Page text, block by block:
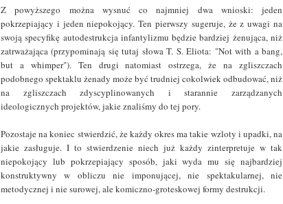
Z powyższego można wysnuć co najmniej dwa wnioski: jeden
pokrzepiający i jeden niepokojący. Ten pierwszy sugeruje, że z uwagi na
swoją specyfikę autodestrukcja infantylizmu będzie bardziej żenująca, niż
zatrważająca (przypominają się tutaj słowa T. S. Eliota: "Not with a bang,
but a whimper"). Ten drugi natomiast ostrzega, że na zgliszczach
podobnego spektaklu żenady może być trudniej cokolwiek odbudować, niż
na zgliszczach zdyscyplinowanych i starannie zarządzanych
ideologicznych projektów, jakie znaliśmy do tej pory.
Pozostaje na koniec stwierdzić, że każdy okres ma takie wzloty i upadki, na
jakie zasługuje. I to stwierdzenie niech już każdy zinterpretuje w tak
niepokojący lub pokrzepiający sposób, jaki wyda mu się najbardziej
konstruktywny w obliczu nie imponującej, nie spektakularnej, nie
metodycznej i nie surowej, ale komiczno-groteskowej formy destrukcji.